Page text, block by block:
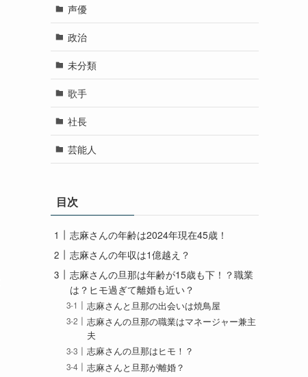
声優
政治
未分類
歌手
社長
芸能人
目次
志麻さんの年齢は2024年現在45歳！
志麻さんの年収は1億越え？
志麻さんの旦那は年齢が15歳も下！？職業
は？ヒモ過ぎて離婚も近い？
志麻さんと旦那の出会いは焼鳥屋
志麻さんの旦那の職業はマネージャー兼主
夫
志麻さんの旦那はヒモ！？
志麻さんと旦那が離婚？